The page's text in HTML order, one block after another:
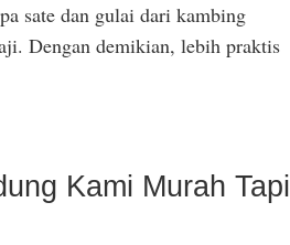
sate dan gulai dari kambing
Dengan demikian, lebih praktis
Kami Murah Tapi